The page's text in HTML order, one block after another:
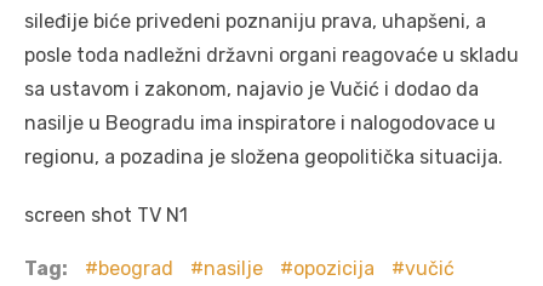
sileđije biće privedeni poznaniju prava, uhapšeni, a
posle toda nadležni državni organi reagovaće u skladu
sa ustavom i zakonom, najavio je Vučić i dodao da
nasilje u Beogradu ima inspiratore i nalogodovace u
regionu, a pozadina je složena geopolitička situacija.
screen shot TV N1
Tag: beograd nasilje opozicija vučić